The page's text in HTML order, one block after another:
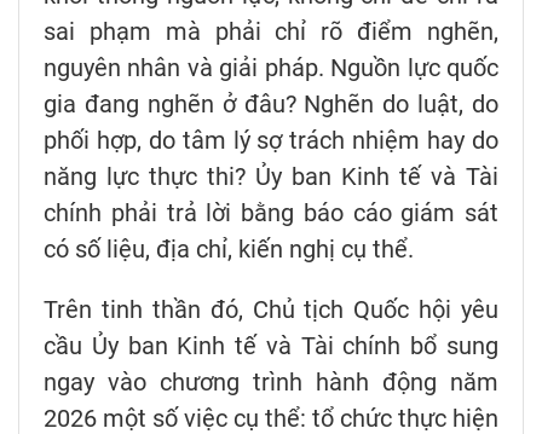
sai phạm mà phải chỉ rõ điểm nghẽn,
nguyên nhân và giải pháp. Nguồn lực quốc
gia đang nghẽn ở đâu? Nghẽn do luật, do
phối hợp, do tâm lý sợ trách nhiệm hay do
năng lực thực thi? Ủy ban Kinh tế và Tài
chính phải trả lời bằng báo cáo giám sát
có số liệu, địa chỉ, kiến nghị cụ thể.
Trên tinh thần đó, Chủ tịch Quốc hội yêu
cầu Ủy ban Kinh tế và Tài chính bổ sung
ngay vào chương trình hành động năm
2026 một số việc cụ thể: tổ chức thực hiện